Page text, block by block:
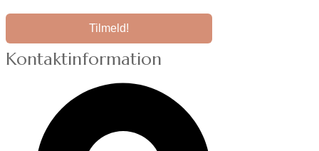
Kontaktinformation